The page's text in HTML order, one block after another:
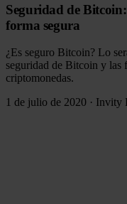
Seguridad de
forma segura
¿Es seguro Bitcoin? Lo
seguridad de Bitcoin y las
criptomonedas.
1 de julio de 2020 · Invity